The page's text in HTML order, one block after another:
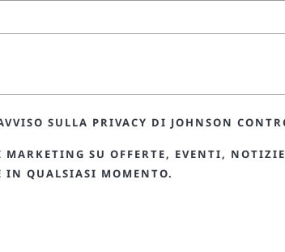
SULLA PRIVACY DI JOHNSON
SU OFFERTE, EVENTI,
IN QUALSIASI MOMENTO.